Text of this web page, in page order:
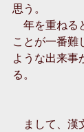
思う。
年を重ねる
ことが一番難
ような出来事
る。
まして、漢